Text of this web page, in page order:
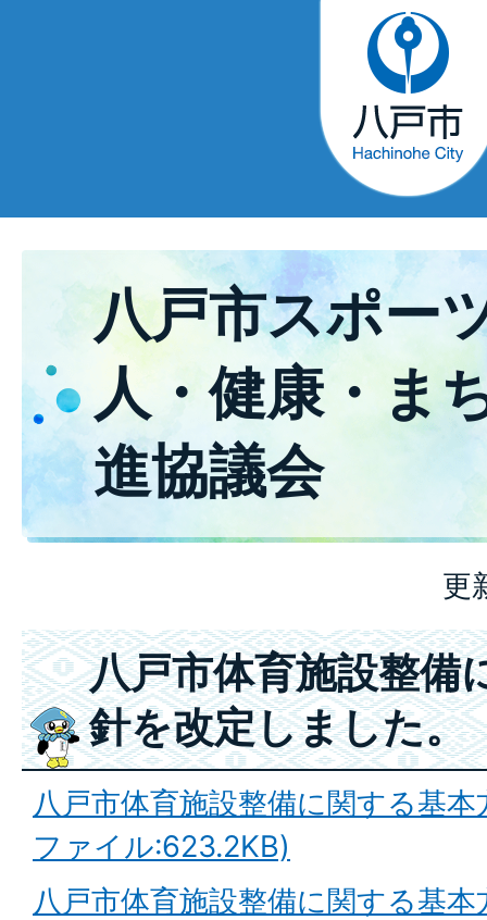
八戸市スポー
人・健康・ま
進協議会
更
八戸市体育施設整備
針を改定しました。
八戸市体育施設整備に関する基
ファイル:623.2KB)
八戸市体育施設整備に関する基